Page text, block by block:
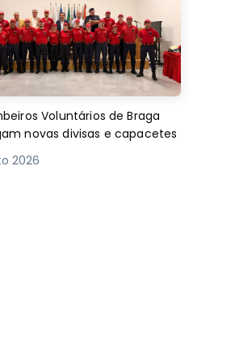
Voluntários de Braga
novas divisas e capacetes
2026